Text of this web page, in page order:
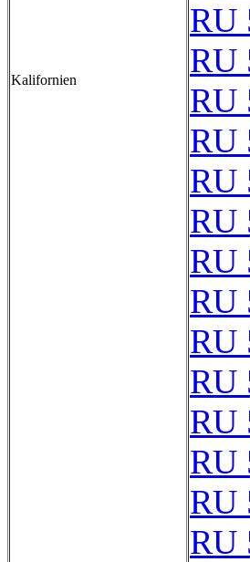
Kalifornien
RU
RU
RU
RU
RU
RU
RU
RU
RU
RU
RU
RU
RU
RU